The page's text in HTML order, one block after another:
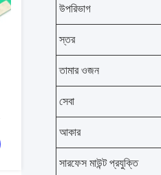
উপরিভাগ
স্তর
তামার ওজন
সেবা
আকার
সারফেস মাউন্ট প্রযুক্তি